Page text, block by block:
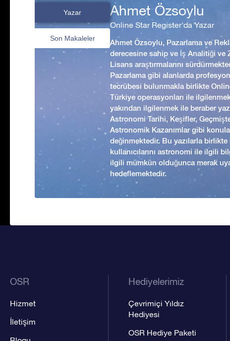
Yazar
Son Makaleler
Ahmet Özsoylu
Online Star Register'da Yazar
Ahmet Özsoylu, Pazarlama ve
derecesine sahip ve İş Analitiği ve
Lisans araştırmalarını
Pazarlama gibi alanlarda
tecrübesi bulunmakla birlikte
Türkiye operasyonları ile
yakından ilgilenmek ile beraber
Astronomi Tarihi, Keşifler,
Astronomik Kazanımlar gibi
değinmektedir. Bu yazılarla birlikte
kullanıcılarını astronomi ile ilgili
ilgili mümkün olduğunca merak
hedeflemektedir.
OSR
Hizmet
İletişim
Hediyelerimiz
Çevrimiçi Yıldız
Hediyesi
OSR Hediye Paketi